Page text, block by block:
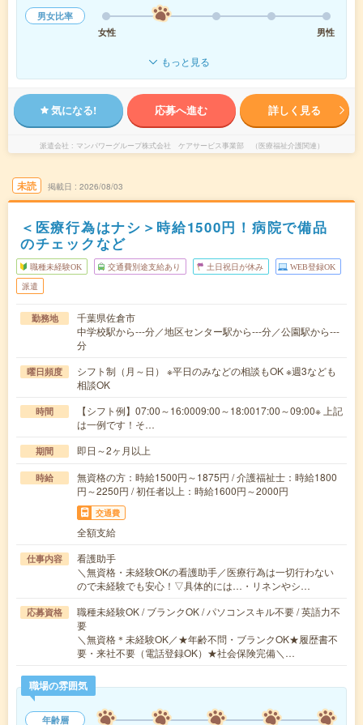
男女比率
女性
男性
もっと見る
気になる! 応募へ進む 詳しく見る
派遣会社 マンパワーグループ株式会社 ケアサービス事業部 （医療福祉介護関連）
未読 掲載日 2026/08/03
＜医療行為はナシ＞時給1500円！病院で備品
のチェックなど
職種未経験OK 交通費別途支給あり 土日祝日が休み WEB登録OK
派遣
勤務地
千葉県佐倉市
中学校駅から---分／地区センター駅から---分／公園駅から---
分
曜日頻度
シフト制（月～日） ※平日のみなどの相談もOK ※週3なども
相談OK
時間
【シフト例】07:00～16:0009:00～18:0017:00～09:00※ 上記
は一例です！そ…
期間 即日～2ヶ月以上
時給
無資格の方：時給1500円～1875円 / 介護福祉士：時給1800
円～2250円 / 初任者以上：時給1600円～2000円
交通費
全額支給
仕事内容
看護助手
＼無資格・未経験OKの看護助手／医療行為は一切行わない
ので未経験でも安心！▽具体的には…・リネンやシ…
応募資格
職種未経験OK / ブランクOK / パソコンスキル不要 / 英語力不
要
＼無資格＊未経験OK／★年齢不問・ブランクOK★履歴書不
要・来社不要（電話登録OK）★社会保険完備＼…
職場の雰囲気
年齢層